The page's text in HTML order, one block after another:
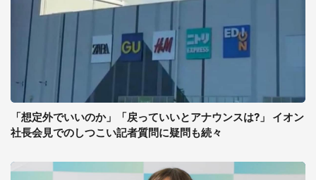
「想定外でいいのか」「戻っていいとアナウンスは?」 イオン
社長会見でのしつこい記者質問に疑問も続々